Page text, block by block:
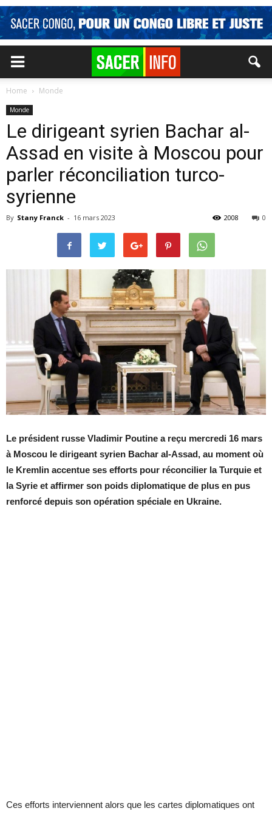
Home Monde
Monde
Le dirigeant syrien Bachar al-
Assad en visite à Moscou pour
parler réconciliation turco-
syrienne
By Stany Franck - 16 mars 2023 0
2008
Le président russe Vladimir Poutine a reçu mercredi 16 mars
à Moscou le dirigeant syrien Bachar al-Assad, au moment où
le Kremlin accentue ses efforts pour réconcilier la Turquie et
la Syrie et affirmer son poids diplomatique de plus en pus
renforcé depuis son opération spéciale en Ukraine.
Ces efforts interviennent alors que les cartes diplomatiques ont